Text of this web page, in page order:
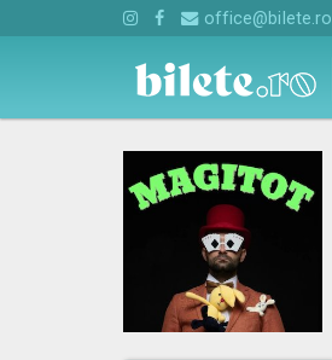
office@bilete.ro